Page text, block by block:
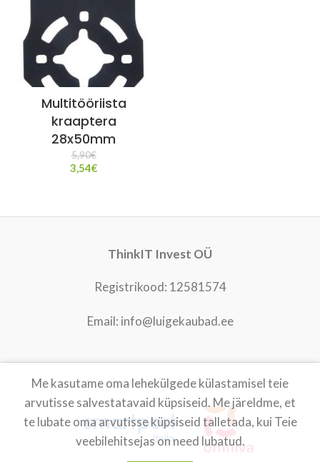
Multitööriista
kraaptera
28x50mm
5,90€
3,54€
ThinkIT Invest OÜ
Registrikood: 12581574
Email: info@luigekaubad.ee
LUIGEKAUBAD 2021
Me kasutame oma lehekülgede külastamisel teie
arvutisse salvestatavaid küpsiseid. Me järeldme, et
te lubate oma arvutisse küpsiseid talletada, kui Teie
veebilehitsejas on need lubatud.